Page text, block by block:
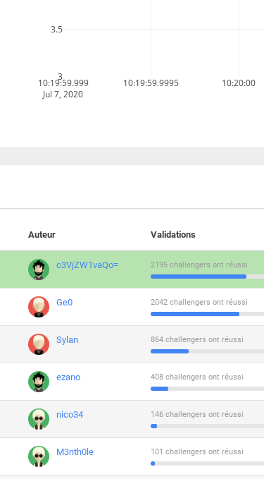
10:19:59.999
Jul 7, 2020
10:19:59.9995 10:20:00
3
3.5
Auteur Validations
c3VjZW1vaQo= 2195 challengers ont réussi
Ge0 2042 challengers ont réussi
Sylan 864 challengers ont réussi
ezano 408 challengers ont réussi
nico34 146 challengers ont réussi
M3nth0le 101 challengers ont réussi